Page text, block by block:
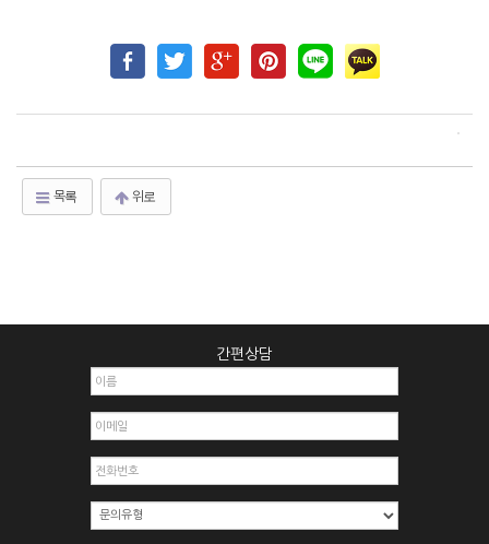
목록 위로
간편상담